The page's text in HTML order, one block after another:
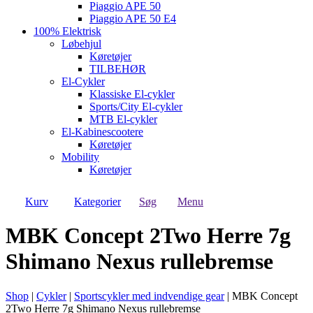
Piaggio APE 50
Piaggio APE 50 E4
100% Elektrisk
Løbehjul
Køretøjer
TILBEHØR
El-Cykler
Klassiske El-cykler
Sports/City El-cykler
MTB El-cykler
El-Kabinescootere
Køretøjer
Mobility
Køretøjer
Kurv Kategorier Søg Menu
MBK Concept 2Two Herre 7g
Shimano Nexus rullebremse
Shop | Cykler| Sportscykler med indvendige gear| MBK Concept
2Two Herre 7g Shimano Nexus rullebremse